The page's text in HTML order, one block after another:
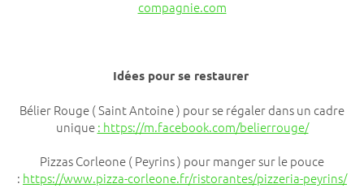
compagnie.com
Idées pour se restaurer
Bélier Rouge ( Saint Antoine ) pour se régaler dans un cadre
unique: https://m.facebook.com/belierrouge/
Pizzas Corleone ( Peyrins ) pour manger sur le pouce
: https://www.pizza-corleone.fr/ristorantes/pizzeria-peyrins/